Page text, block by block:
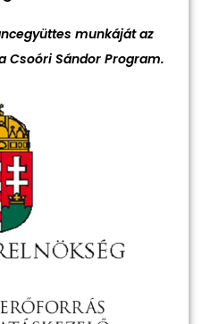
munkáját az
Csoóri Sándor Program.